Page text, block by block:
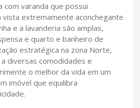
com varanda que possui
vista extremamente aconchegante
e a lavanderia são amplas,
e quarto e banheiro de
estratégica na zona Norte,
diversas comodidades e
o melhor da vida em um
imóvel que equilibra